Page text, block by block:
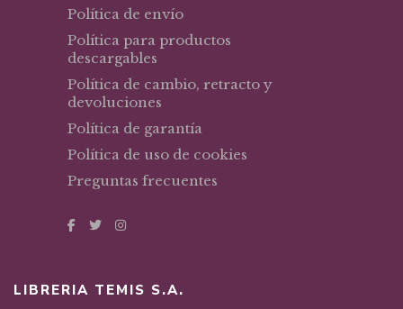
Política de envío
Política para productos
descargables
Política de cambio, retracto y
devoluciones
Política de garantía
Política de uso de cookies
Preguntas frecuentes
LIBRERIA TEMIS S.A.